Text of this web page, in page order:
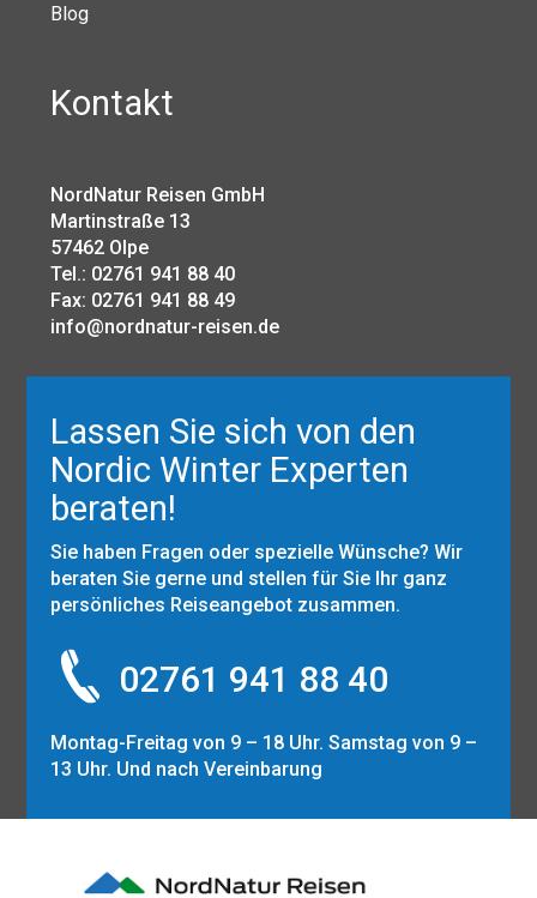
Blog
Kontakt
NordNatur Reisen GmbH
Martinstraße 13
57462 Olpe
Tel.: 02761 941 88 40
Fax: 02761 941 88 49
info@nordnatur-reisen.de
Lassen Sie sich von den
Nordic Winter Experten
beraten!
Sie haben Fragen oder spezielle Wünsche? Wir
beraten Sie gerne und stellen für Sie Ihr ganz
persönliches Reiseangebot zusammen.
02761 941 88 40
Montag-Freitag von 9 – 18 Uhr. Samstag von 9 –
13 Uhr. Und nach Vereinbarung